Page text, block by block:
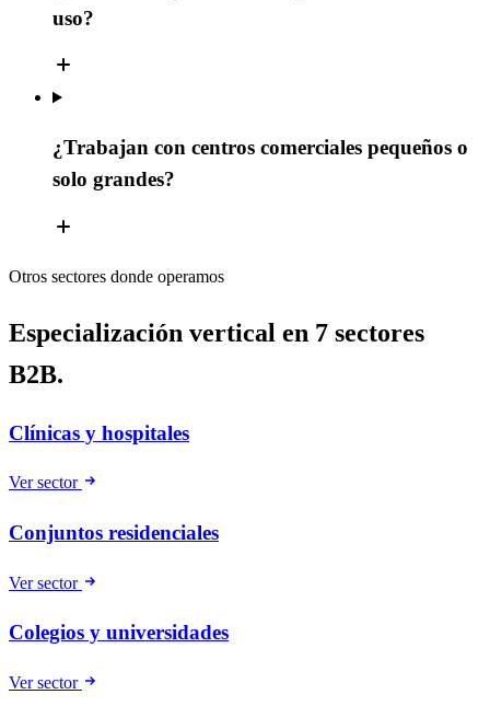
uso?
¿Trabajan con centros comerciales pequeños o
solo grandes?
Otros sectores donde operamos
Especialización vertical en 7 sectores
B2B.
Clínicas y hospitales
Ver sector
Conjuntos residenciales
Ver sector
Colegios y universidades
Ver sector